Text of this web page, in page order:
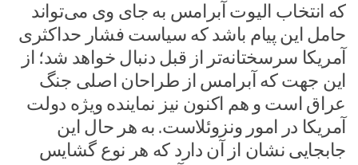
که انتخاب الیوت آبرامس به جای وی می‌تواند
حامل این پیام باشد که سیاست فشار حداکثری
آمریکا سرسختانه‌تر از قبل دنبال خواهد شد؛ از
این جهت که آبرامس از طراحان اصلی جنگ
عراق است و هم اکنون نیز نماینده ویژه دولت
آمریکا در امور ونزوئلاست. به هر حال این
جابجایی نشان از آن دارد که هر نوع گشایس